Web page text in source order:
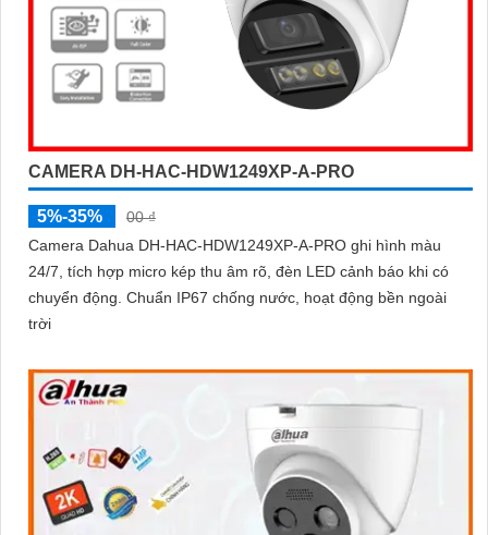
CAMERA DH-HAC-HDW1249XP-A-PRO
5%-35%
00 ₫
Camera Dahua DH-HAC-HDW1249XP-A-PRO ghi hình màu
24/7, tích hợp micro kép thu âm rõ, đèn LED cảnh báo khi có
chuyển động. Chuẩn IP67 chống nước, hoạt động bền ngoài
trời